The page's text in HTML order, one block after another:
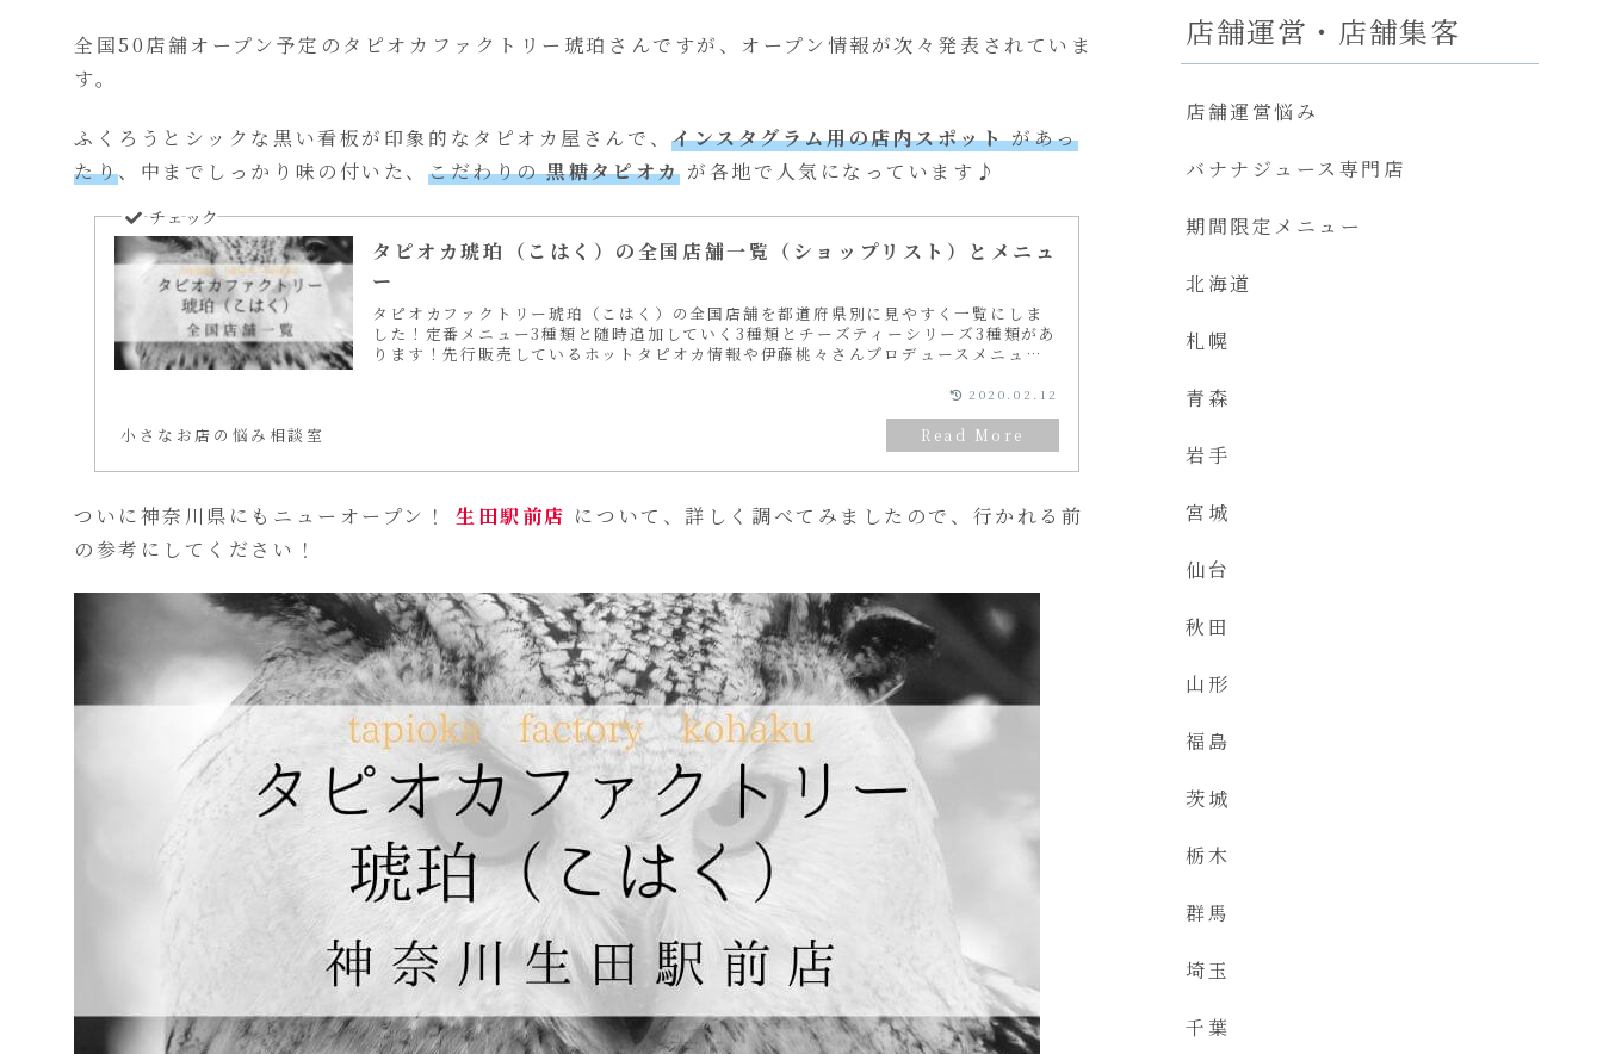
全国50店舗オープン予定のタピオカファクトリー琥珀さんですが、オープン情報が次々発表されていま
す。
ふくろうとシックな黒い看板が印象的なタピオカ屋さんで、インスタグラム用の店内スポットがあっ
たり、中までしっかり味の付いた、 こだわりの黒糖タピオカが各地で人気になっています♪
タピオカ琥珀（こはく）の全国店舗一覧（ショップリスト）とメニュ
ー
タピオカファクトリー琥珀（こはく）の全国店舗を都道府県別に見やすく一覧にしま
した！定番メニュー3種類と随時追加していく3種類とチーズティーシリーズ3種類があ
ります！先行販売しているホットタピオカ情報や伊藤桃々さんプロデュースメニュー
小さなお店の悩み相談室
2020.02.12
ついに神奈川県にもニューオープン！生田駅前店 について、詳しく調べてみましたので、行かれる前
の参考にしてください！
店舗運営・店舗集客
店舗運営悩み
バナナジュース専門店
期間限定メニュー
北海道
札幌
青森
岩手
宮城
仙台
秋田
山形
福島
茨城
栃木
群馬
埼玉
千葉